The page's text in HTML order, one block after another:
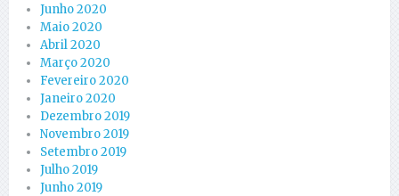
Junho 2020
Maio 2020
Abril 2020
Março 2020
Fevereiro 2020
Janeiro 2020
Dezembro 2019
Novembro 2019
Setembro 2019
Julho 2019
Junho 2019